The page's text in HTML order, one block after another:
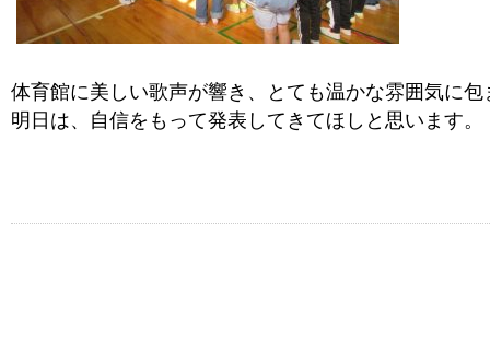
体育館に美しい歌声が響き、とても温かな雰囲気に包
明日は、自信をもって発表してきてほしと思います。